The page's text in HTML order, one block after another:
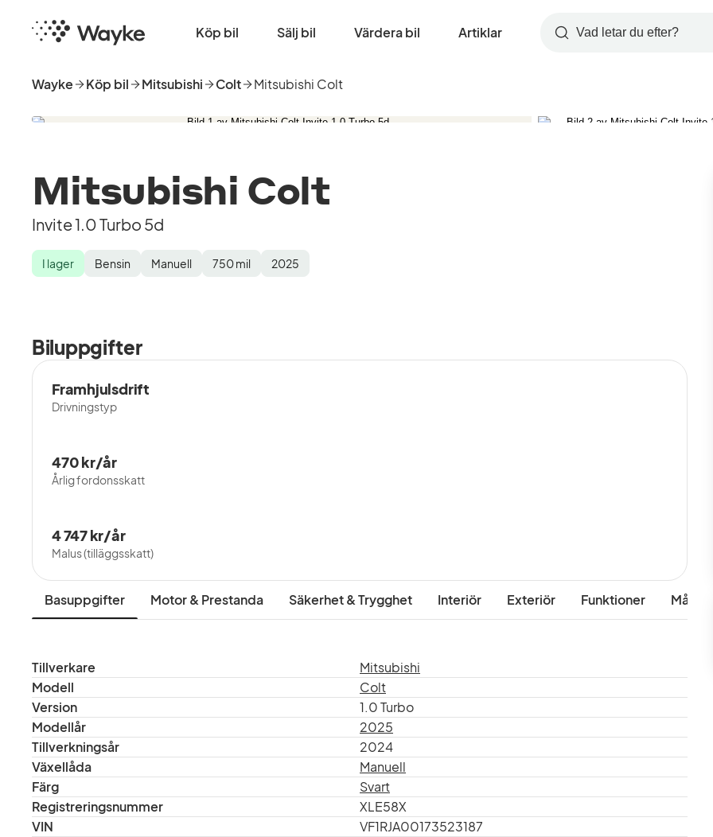
huvudinnehåll
Startsida Köp bil Sälj bil Värdera bil Artiklar Sök
Wayke Köp bil Mitsubishi Colt Mitsubishi Colt
Mitsubishi Colt
Invite 1.0 Turbo 5d
Lagerstatus
I lager
Drivmedel Bensin
Växellåda Manuell
Mätarställning 750mil
Modellår 2025
Biluppgifter
Drivningstyp
Framhjulsdrift
Årlig fordonsskatt
470 kr/år
Malus (tilläggsskatt)
4 747 kr/år
Basuppgifter Motor & Prestanda Säkerhet & Trygghet Interiör Exteriör Funktioner Mått &
Tillverkare
Mitsubishi
Modell
Colt
Version
1.0 Turbo
Modellår
2025
Tillverkningsår
2024
Växellåda
Manuell
Färg
Svart
Registreringsnummer
XLE58X
VIN
VF1RJA00173523187